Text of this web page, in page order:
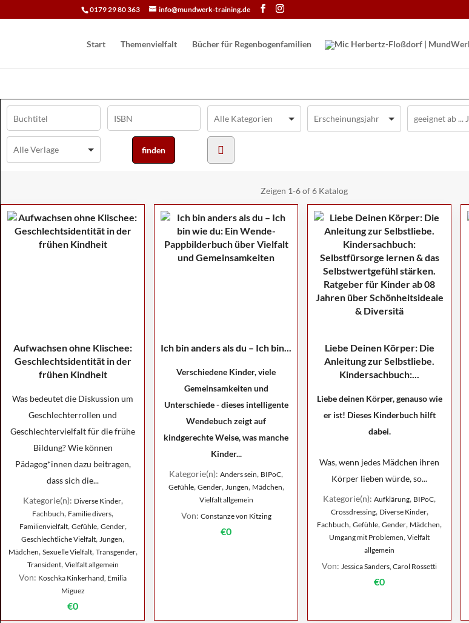
0179 29 80 363 info@mundwerk-training.de
Start Themenvielfalt Bücher für Regen­bogen­familien
Zeigen 1-6 of 6 Katalog
Aufwachsen ohne Klischee:
Geschlechtsidentität in der
frühen Kindheit
Was bedeutet die Diskussion um
Geschlechterrollen und
Geschlechtervielfalt für die frühe
Bildung? Wie können
Pädagog*innen dazu beitragen,
dass sich die...
Kategorie(n): Diverse Kinder,
Fachbuch, Familie divers,
Familienvielfalt, Gefühle, Gender,
Geschlechtliche Vielfalt, Jungen,
Mädchen, Sexuelle Vielfalt, Transgender,
Transident, Vielfalt allgemein
Von: Koschka Kinkerhand, Emilia
Miguez
€0
Ich bin anders als du – Ich bin...
Verschiedene Kinder, viele
Gemeinsamkeiten und
Unterschiede - dieses intelligente
Wendebuch zeigt auf
kindgerechte Weise, was manche
Kinder...
Kategorie(n): Anders sein, BIPoC,
Gefühle, Gender, Jungen, Mädchen,
Vielfalt allgemein
Von: Constanze von Kitzing
€0
Liebe Deinen Körper: Die
Anleitung zur Selbstliebe.
Kindersachbuch:...
Liebe deinen Körper, genauso wie
er ist! Dieses Kinderbuch hilft
dabei.
Was, wenn jedes Mädchen ihren
Körper lieben würde, so...
Kategorie(n): Aufklärung, BIPoC,
Crossdressing, Diverse Kinder,
Fachbuch, Gefühle, Gender, Mädchen,
Umgang mit Problemen, Vielfalt
allgemein
Von: Jessica Sanders, Carol Rossetti
€0